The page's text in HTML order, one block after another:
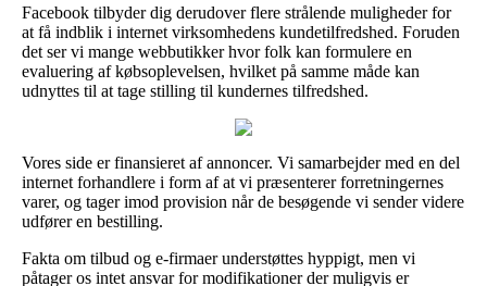
Facebook tilbyder dig derudover flere strålende muligheder for
at få indblik i internet virksomhedens kundetilfredshed. Foruden
det ser vi mange webbutikker hvor folk kan formulere en
evaluering af købsoplevelsen, hvilket på samme måde kan
udnyttes til at tage stilling til kundernes tilfredshed.
Vores side er finansieret af annoncer. Vi samarbejder med en del
internet forhandlere i form af at vi præsenterer forretningernes
varer, og tager imod provision når de besøgende vi sender videre
udfører en bestilling.
Fakta om tilbud og e-firmaer understøttes hyppigt, men vi
påtager os intet ansvar for modifikationer der muligvis er